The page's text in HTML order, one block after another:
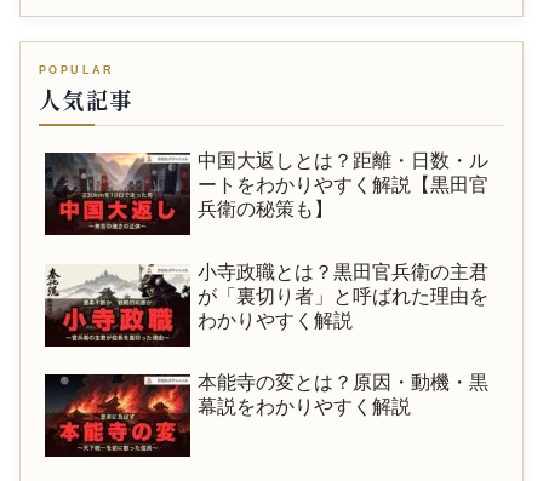
人気記事
中国大返しとは？距離・日数・ル
ートをわかりやすく解説【黒田官
兵衛の秘策も】
小寺政職とは？黒田官兵衛の主君
が「裏切り者」と呼ばれた理由を
わかりやすく解説
本能寺の変とは？原因・動機・黒
幕説をわかりやすく解説